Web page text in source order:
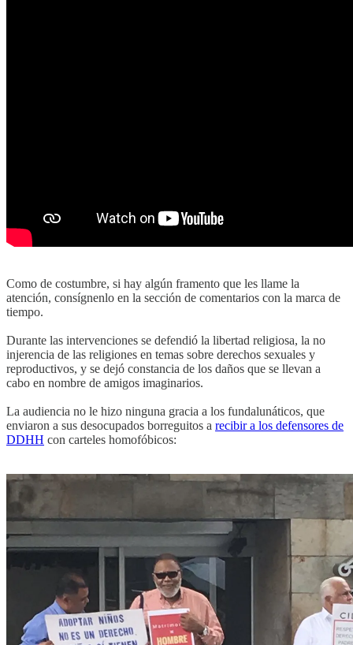
Como de costumbre, si hay algún framento que les llame la
atención, consígnenlo en la sección de comentarios con la marca de
tiempo.
Durante las intervenciones se defendió la libertad religiosa, la no
injerencia de las religiones en temas sobre derechos sexuales y
reproductivos, y se dejó constancia de los daños que se llevan a
cabo en nombre de amigos imaginarios.
La audiencia no le hizo ninguna gracia a los fundalunáticos, que
enviaron a sus desocupados borreguitos a recibir a los defensores de
DDHH con carteles homofóbicos: